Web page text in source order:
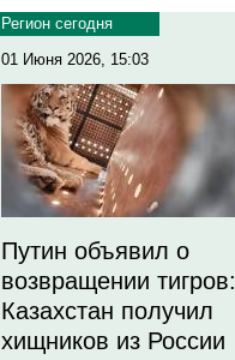
Регион сегодня
01 Июня 2026, 15:03
Путин объявил о
возвращении тигров:
Казахстан получил
хищников из России